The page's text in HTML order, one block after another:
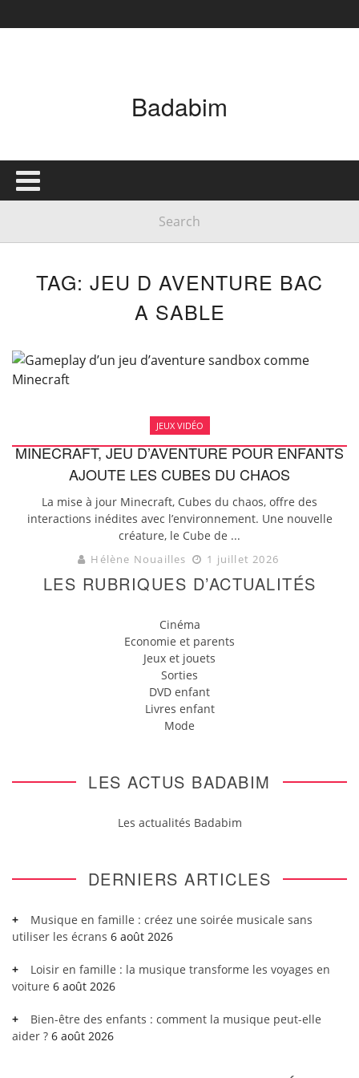
Badabim
TAG: JEU D AVENTURE BAC
A SABLE
JEUX VIDÉO
MINECRAFT, JEU D’AVENTURE POUR ENFANTS
AJOUTE LES CUBES DU CHAOS
La mise à jour Minecraft, Cubes du chaos, offre des
interactions inédites avec l’environnement. Une nouvelle
créature, le Cube de ...
Hélène Nouailles 1 juillet 2026
LES RUBRIQUES D’ACTUALITÉS
Cinéma
Economie et parents
Jeux et jouets
Sorties
DVD enfant
Livres enfant
Mode
LES ACTUS BADABIM
Les actualités Badabim
DERNIERS ARTICLES
Musique en famille : créez une soirée musicale sans
utiliser les écrans 6 août 2026
Loisir en famille : la musique transforme les voyages en
voiture 6 août 2026
Bien-être des enfants : comment la musique peut-elle
aider ? 6 août 2026